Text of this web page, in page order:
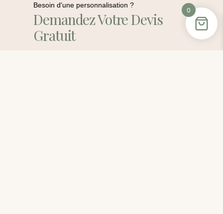
Besoin d'une personnalisation ?
Demandez Votre Devis
Gratuit
0